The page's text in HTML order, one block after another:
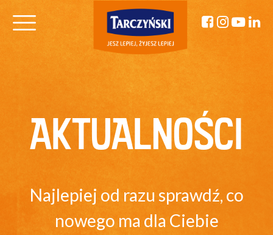
AKTUALNOŚCI
Najlepiej od razu sprawdź, co
nowego ma dla Ciebie